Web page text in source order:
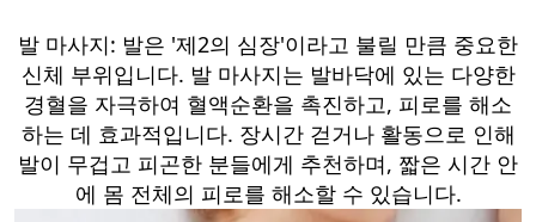
발 마사지: 발은 '제2의 심장'이라고 불릴 만큼 중요한
신체 부위입니다. 발 마사지는 발바닥에 있는 다양한
경혈을 자극하여 혈액순환을 촉진하고, 피로를 해소
하는 데 효과적입니다. 장시간 걷거나 활동으로 인해
발이 무겁고 피곤한 분들에게 추천하며, 짧은 시간 안
에 몸 전체의 피로를 해소할 수 있습니다.